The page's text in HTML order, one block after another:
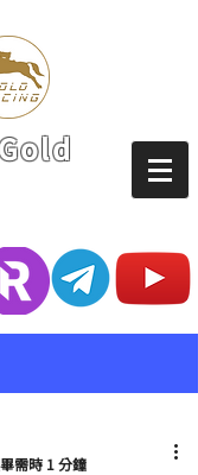
需時 1 分鐘